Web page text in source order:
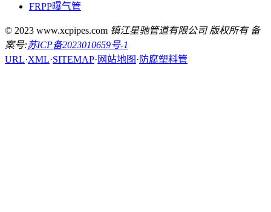
FRPP曝气管
© 2023 www.xcpipes.com 镇江星驰管道有限公司 版权所有 备
案号:苏ICP备2023010659号-1
URL·XML·SITEMAP· 网站地图 · 防腐塑料管